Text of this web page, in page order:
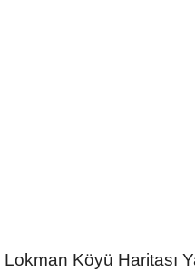
Lokman Köyü Haritası